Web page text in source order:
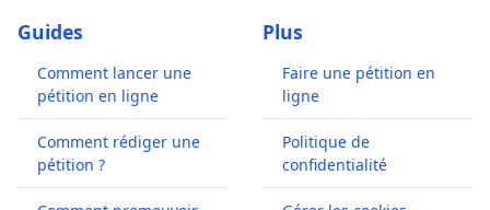
Guides
Comment lancer une
pétition en ligne
Comment rédiger une
pétition ?
Plus
Faire une pétition en
ligne
Politique de
confidentialité